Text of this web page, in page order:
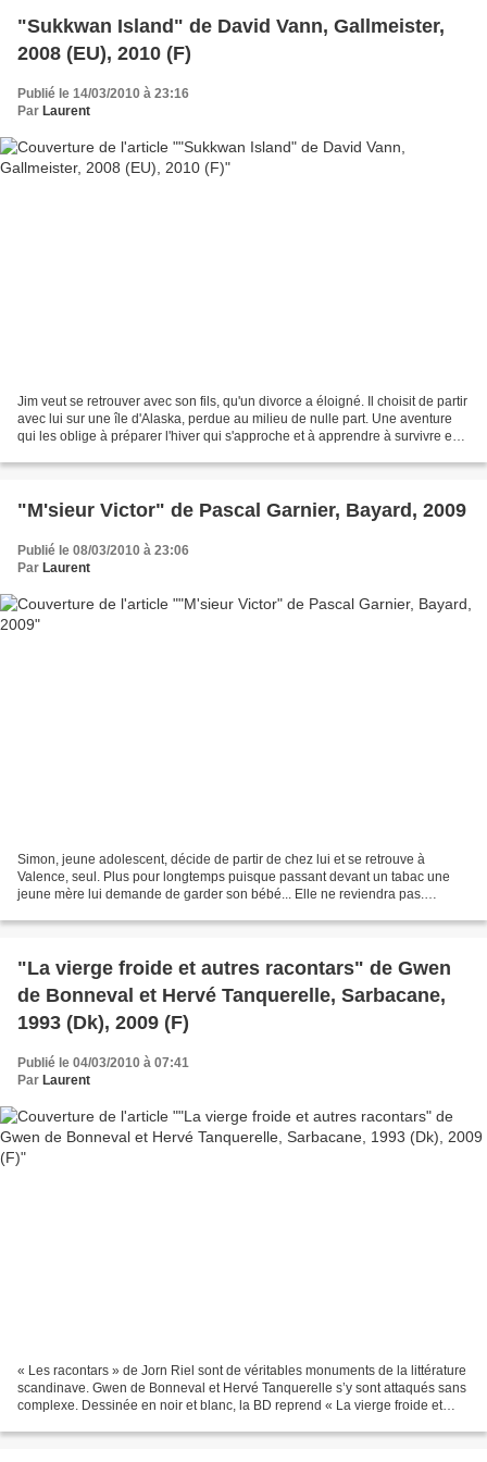
"Sukkwan Island" de David Vann, Gallmeister,
2008 (EU), 2010 (F)
Publié le 14/03/2010 à 23:16
Par Laurent
Jim veut se retrouver avec son fils, qu'un divorce a éloigné. Il choisit de partir
avec lui sur une île d'Alaska, perdue au milieu de nulle part. Une aventure
qui les oblige à préparer l'hiver qui s'approche et à apprendre à survivre en
"M'sieur Victor" de Pascal Garnier, Bayard, 2009
Publié le 08/03/2010 à 23:06
Par Laurent
Simon, jeune adolescent, décide de partir de chez lui et se retrouve à
Valence, seul. Plus pour longtemps puisque passant devant un tabac une
jeune mère lui demande de garder son bébé... Elle ne reviendra pas.
"La vierge froide et autres racontars" de Gwen
de Bonneval et Hervé Tanquerelle, Sarbacane,
1993 (Dk), 2009 (F)
Publié le 04/03/2010 à 07:41
Par Laurent
« Les racontars » de Jorn Riel sont de véritables monuments de la littérature
scandinave. Gwen de Bonneval et Hervé Tanquerelle s’y sont attaqués sans
complexe. Dessinée en noir et blanc, la BD reprend « La vierge froide et